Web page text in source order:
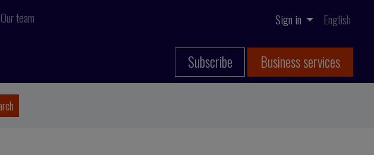
Our team Sign in English
Subscribe Business services